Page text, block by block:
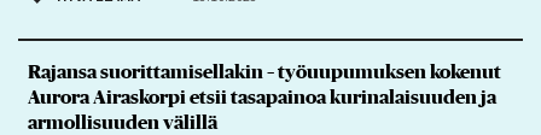
Rajansa suorittamisellakin – työuupumuksen kokenut
Aurora Airaskorpi etsii tasapainoa kurinalaisuuden ja
armollisuuden välillä